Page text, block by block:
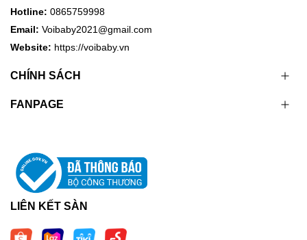
Hotline: 0865759998
Email: Voibaby2021@gmail.com
Website: https://voibaby.vn
CHÍNH SÁCH
FANPAGE
LIÊN KẾT SÀN